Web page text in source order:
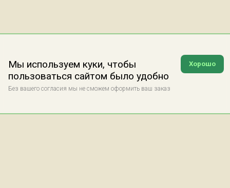
Хорошо
Мы используем куки, чтобы
пользоваться сайтом было удобно
Без вашего согласия мы не сможем оформить ваш заказ